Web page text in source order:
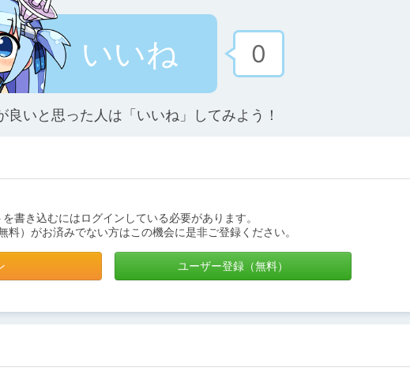
いいね 0
良いと思った人は「いいね」してみよう！
を書き込むにはログインしている必要があります。
料）がお済みでない方はこの機会に是非ご登録ください。
ユーザー登録（無料）